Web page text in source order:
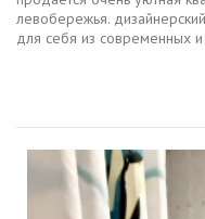
левобережья.
для себя из современных и